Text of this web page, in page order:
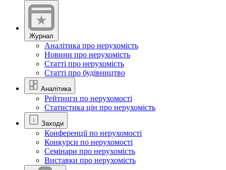
Журнал
Аналітика про нерухомість
Новини про нерухомість
Статті про нерухомість
Статті про будівництво
Аналітика
Рейтинги по нерухомості
Статистика цін про нерухомість
Заходи
Конференції по нерухомості
Конкурси по нерухомості
Семінари про нерухомість
Виставки про нерухомість